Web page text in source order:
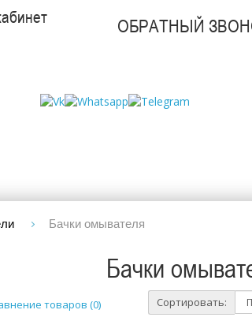
ОБРАТНЫЙ
Бачки омывателя
Бачки
товаров (0) Сортировать: